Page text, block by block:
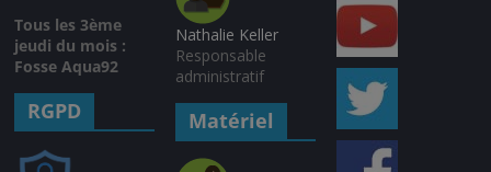
Tous les 3ème
jeudi du mois :
Fosse Aqua92
RGPD
Nathalie Keller
Responsable
administratif
Matériel